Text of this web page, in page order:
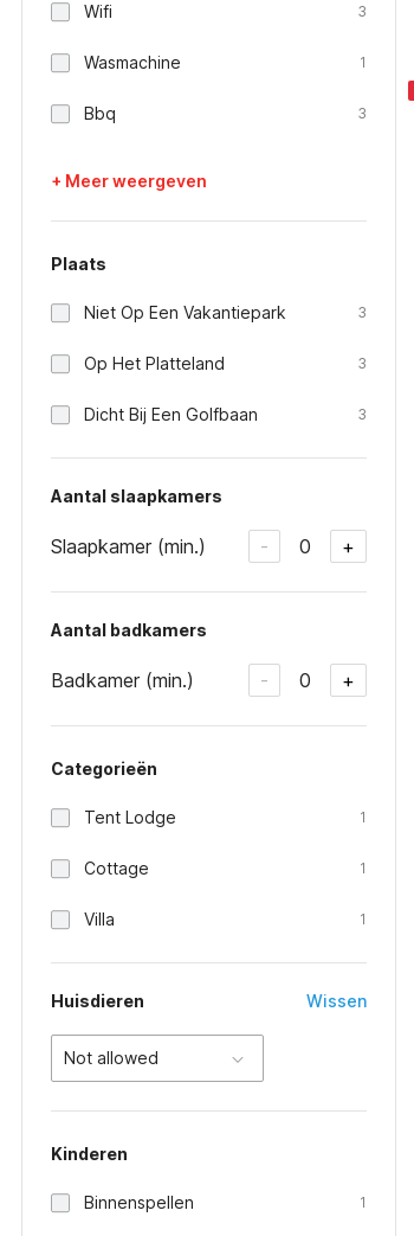
Wifi 3
Wasmachine 1
Bbq 3
+ Meer weergeven
Plaats
Niet Op Een Vakantiepark 3
Op Het Platteland 3
Dicht Bij Een Golfbaan 3
Aantal slaapkamers
Slaapkamer (min.) - 0 +
Aantal badkamers
Badkamer (min.) - 0 +
Categorieën
Tent Lodge 1
Cottage 1
Villa 1
Huisdieren Wissen
Not allowed
Kinderen
Binnenspellen 1